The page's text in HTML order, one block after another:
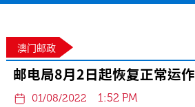
澳门邮政
邮电局8月2日起恢复正常运作
01/08/2022 1:52 PM